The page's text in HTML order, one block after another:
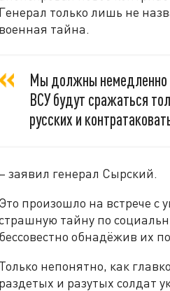
Генерал только лишь не
военная тайна.
Мы должны немедленно
ВСУ будут сражаться
русских и
– заявил генерал Сырский.
Это произошло на встрече с
тайну по
бессовестно обнадёжив их
Только непонятно, как
раздетых и разутых солдат